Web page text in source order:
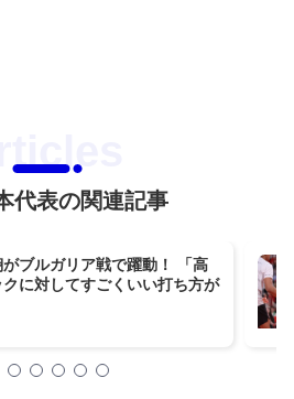
代表の関連記事
ブルガリア戦で躍動！ 「高
クに対してすごくいい打ち方が